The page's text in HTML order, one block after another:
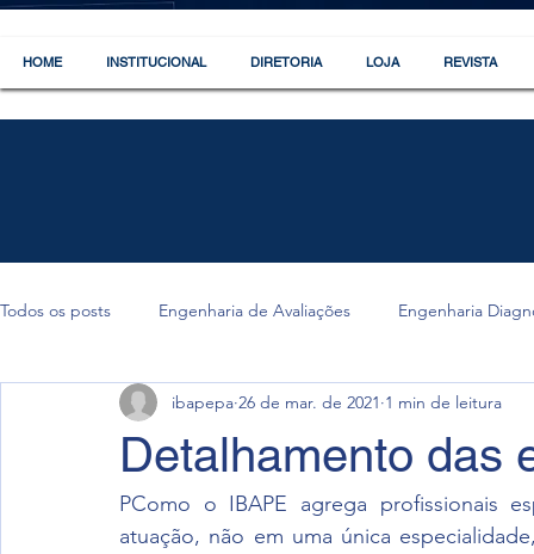
HOME INSTITUCIONAL DIRETORIA LOJA REVISTA
Todos os posts Engenharia de Avaliações Engenharia
Detalhamento das
ibapepa 26 de mar. de 2021 1 min de leitura
PComo o IBAPE agrega profissionais
atuação, não em uma única